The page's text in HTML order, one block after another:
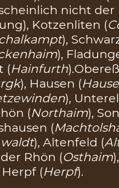
nicht der
Kotzenliten (
),
),
(Hainfurth
), Hausen (
),
(Northaim),
(
), Altenfeld (
Rhön (Osthaim
(Herpf).